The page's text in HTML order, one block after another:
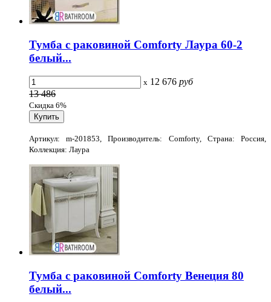
Тумба с раковиной Comforty Лаура 60-2
белый...
x 12 676 руб
13 486
Скидка 6%
Артикул: m-201853, Производитель: Comforty, Страна: Россия,
Коллекция: Лаура
Тумба с раковиной Comforty Венеция 80
белый...